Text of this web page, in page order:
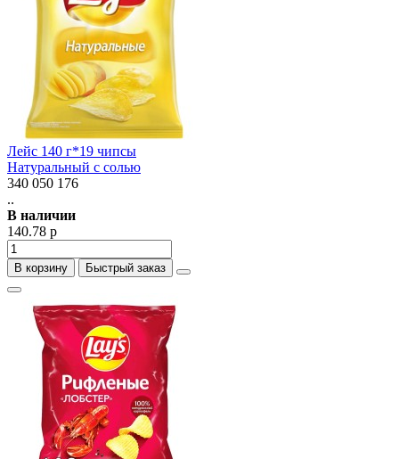
Лейс 140 г*19 чипсы
Натуральный с солью
340 050 176
..
В наличии
140.78 р
В корзину Быстрый заказ